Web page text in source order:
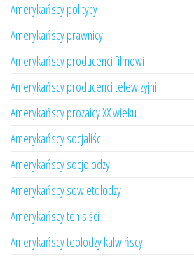
Amerykańscy politycy
Amerykańscy prawnicy
Amerykańscy producenci filmowi
Amerykańscy producenci telewizyjni
Amerykańscy prozaicy XX wieku
Amerykańscy socjaliści
Amerykańscy socjolodzy
Amerykańscy sowietolodzy
Amerykańscy tenisiści
Amerykańscy teolodzy kalwińscy